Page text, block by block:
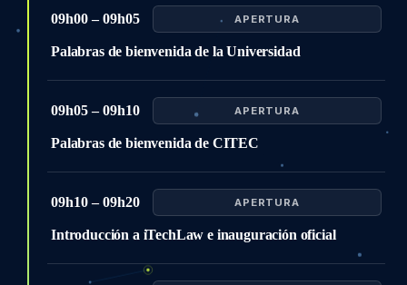
09h00 – 09h05 APERTURA
Palabras de bienvenida de la Universidad
09h05 – 09h10 APERTURA
Palabras de bienvenida de CITEC
09h10 – 09h20 APERTURA
Introducción a iTechLaw e inauguración oficial